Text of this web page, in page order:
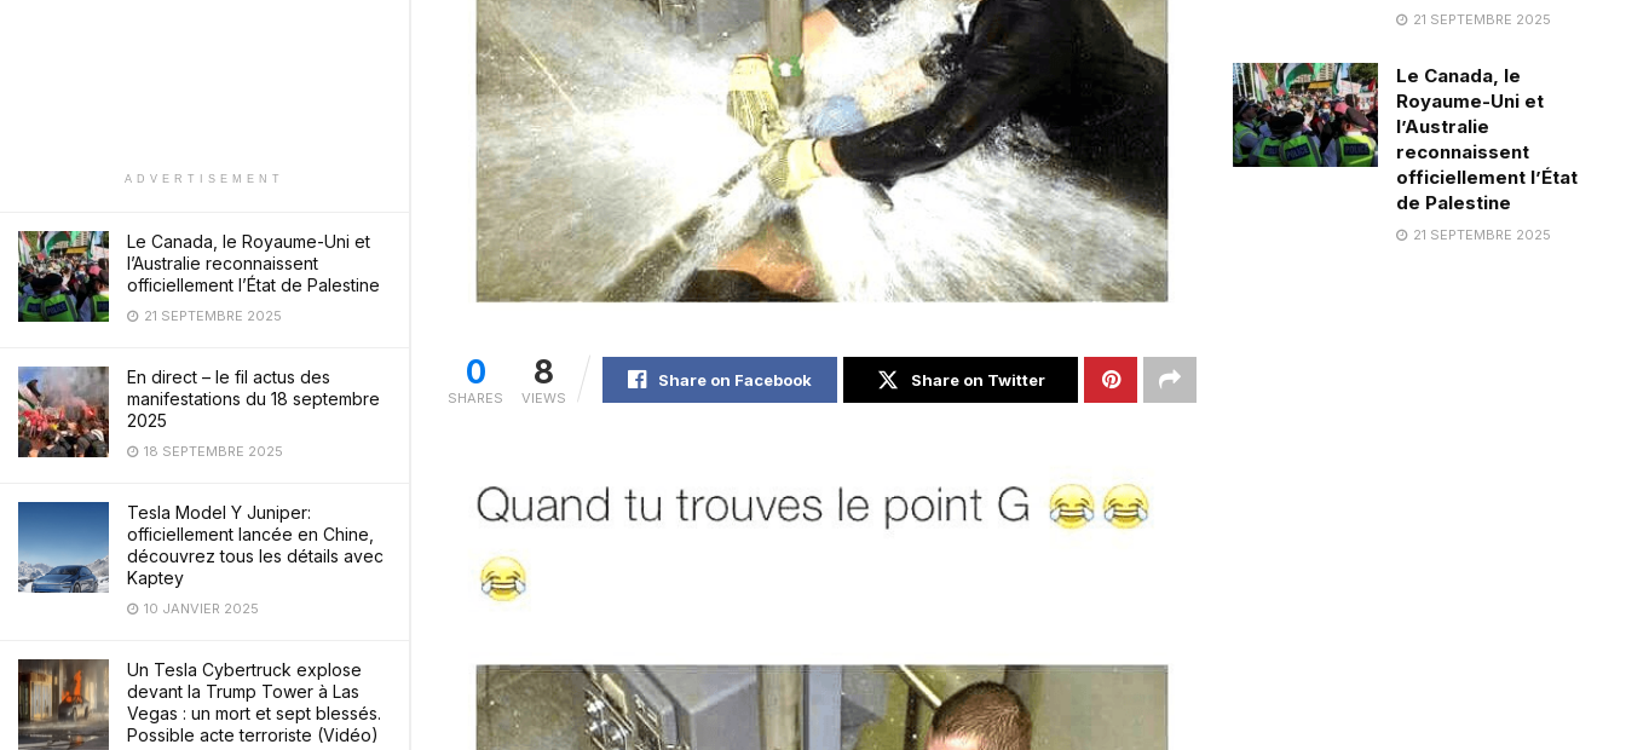
ADVERTISEMENT
Le Canada, le Royaume-Uni et
l’Australie reconnaissent
officiellement l’État de Palestine
21 SEPTEMBRE 2025
En direct – le fil actus des
manifestations du 18 septembre
2025
18 SEPTEMBRE 2025
Tesla Model Y Juniper:
officiellement lancée en Chine,
découvrez tous les détails avec
Kaptey
10 JANVIER 2025
Un Tesla Cybertruck explose
devant la Trump Tower à Las
Vegas : un mort et sept blessés.
Possible acte terroriste (Vidéo)
0
SHARES
8
VIEWS
Share on Facebook Share on Twitter
21 SEPTEMBRE 2025
Le Canada, le
Royaume-Uni et
l’Australie
reconnaissent
officiellement l’État
de Palestine
21 SEPTEMBRE 2025